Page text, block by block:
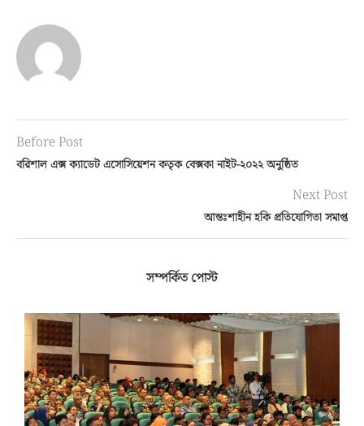
Before Post
বরিশাল এক্স ক্যাডেট এসোসিয়েশন কতৃক বেক্সকা নাইট-২০২২ অনুষ্ঠিত
Next Post
আন্তঃশাহীন হকি প্রতিযোগিতা সমাপ্ত
সম্পর্কিত পোস্ট